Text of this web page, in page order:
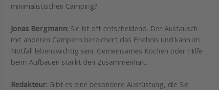
minimalistischen Camping?
Jonas Bergmann: Sie ist oft entscheidend. Der Austausch
mit anderen Campern bereichert das Erlebnis und kann im
Notfall lebenswichtig sein. Gemeinsames Kochen oder Hilfe
beim Aufbauen stärkt den Zusammenhalt.
Redakteur: Gibt es eine besondere Ausrüstung, die Sie